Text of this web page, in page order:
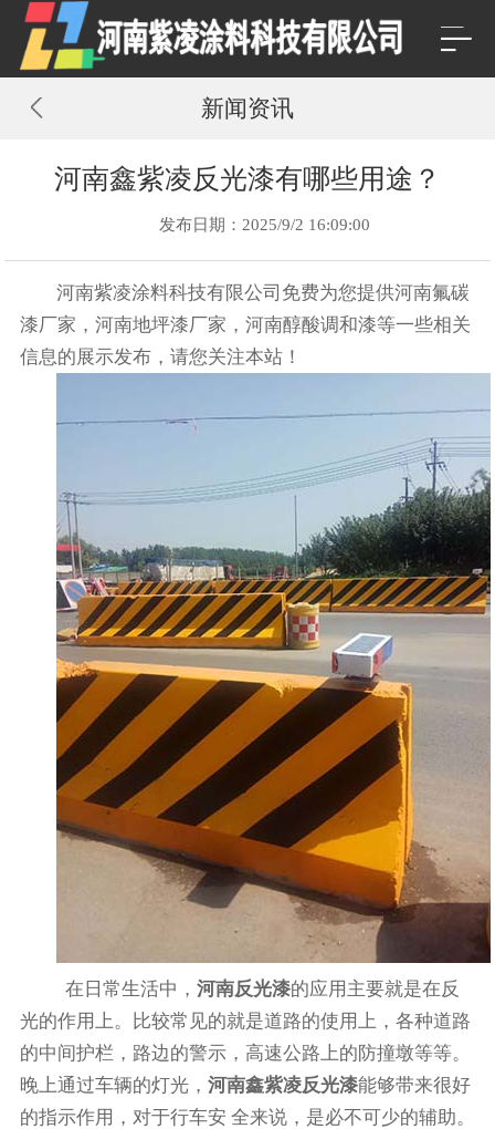
新闻资讯
河南鑫紫凌反光漆有哪些用途？
发布日期：2025/9/2 16:09:00
河南紫凌涂料科技有限公司免费为您提供河南氟碳
漆厂家 ，河南地坪漆厂家，河南醇酸调和漆等一些相关
信息的展示发布，请您关注本站！
在日常生活中，河南反光漆的应用主要就是在反
光的作用上。比较常见的就是道路的使用上，各种道路
的中间护栏，路边的警示，高速公路上的防撞墩等等。
晚上通过车辆的灯光， 河南鑫紫凌反光漆能够带来很好
的指示作用，对于行车安 全来说，是必不可少的辅助。